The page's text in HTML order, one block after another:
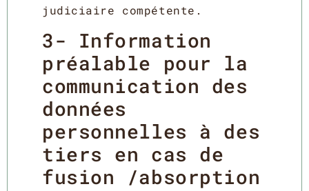
judiciaire compétente.
3- Information
préalable pour la
communication des
données
personnelles à des
tiers en cas de
fusion /absorption